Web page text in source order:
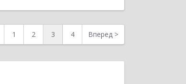
1 2 3 4 Вперед >